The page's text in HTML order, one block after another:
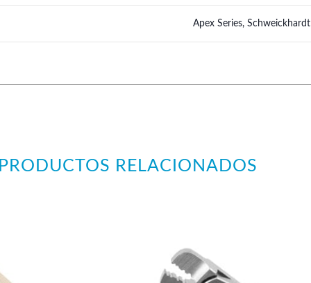
Apex Series, Schweickhardt
PRODUCTOS RELACIONADOS